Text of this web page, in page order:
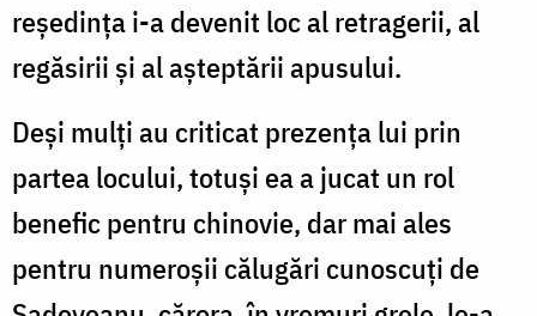
reședința i-a devenit loc al retragerii, al
regăsirii și al așteptării apusului.
Deși mulți au criticat prezența lui prin
partea locului, totuși ea a jucat un rol
benefic pentru chinovie, dar mai ales
pentru numeroșii călugări cunoscuți de